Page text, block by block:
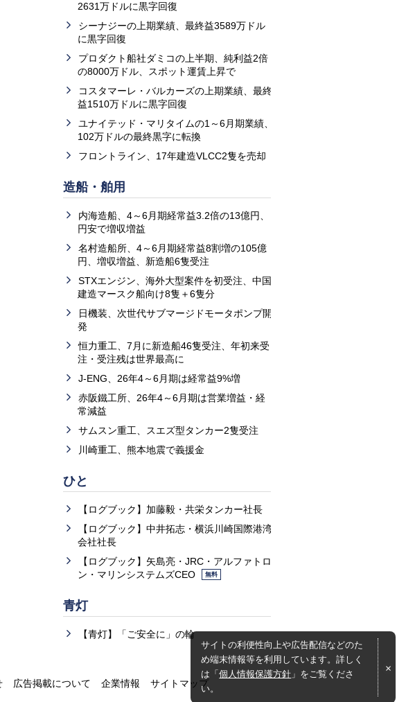
2631万ドルに黒字回復
シーナジーの上期業績、最終益3589万ドル
に黒字回復
プロダクト船社ダミコの上半期、純利益2倍
の8000万ドル、スポット運賃上昇で
コスタマーレ・バルカーズの上期業績、最終
益1510万ドルに黒字回復
ユナイテッド・マリタイムの1～6月期業績、
102万ドルの最終黒字に転換
フロントライン、17年建造VLCC2隻を売却
造船・舶用
内海造船、4～6月期経常益3.2倍の13億円、
円安で増収増益
名村造船所、4～6月期経常益8割増の105億
円、増収増益、新造船6隻受注
STXエンジン、海外大型案件を初受注、中国
建造マースク船向け8隻＋6隻分
日機装、次世代サブマージドモータポンプ開
発
恒力重工、7月に新造船46隻受注、年初来受
注・受注残は世界最高に
J-ENG、26年4～6月期は経常益9%増
赤阪鐵工所、26年4～6月期は営業増益・経
常減益
サムスン重工、スエズ型タンカー2隻受注
川崎重工、熊本地震で義援金
ひと
【ログブック】加藤毅・共栄タンカー社長
【ログブック】中井拓志・横浜川崎国際港湾
会社社長
【ログブック】矢島亮・JRC・アルファトロ
ン・マリンシステムズCEO
無料
青灯
【青灯】「ご安全に」の輪
サイトの利便性向上や広告配信などのた
め端末情報等を利用しています。詳しく
は「個人情報保護方針 」をご覧くださ
い。
広告掲載について 企業情報
サイトマップ